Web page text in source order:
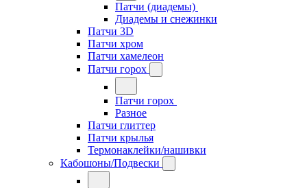
Патчи (диадемы)
Диадемы и снежинки
Патчи 3D
Патчи хром
Патчи хамелеон
Патчи горох
Патчи горох
Разное
Патчи глиттер
Патчи крылья
Термонаклейки/нашивки
Кабошоны/Подвески